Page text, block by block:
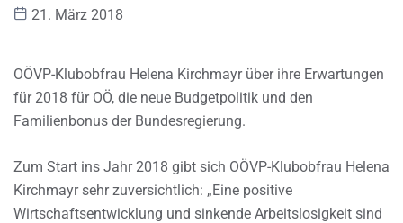
21. März 2018
OÖVP-Klubobfrau Helena Kirchmayr über ihre Erwartungen
für 2018 für OÖ, die neue Budgetpolitik und den
Familienbonus der Bundesregierung.
Zum Start ins Jahr 2018 gibt sich OÖVP-Klubobfrau Helena
Kirchmayr sehr zuversichtlich: „Eine positive
Wirtschaftsentwicklung und sinkende Arbeitslosigkeit sind